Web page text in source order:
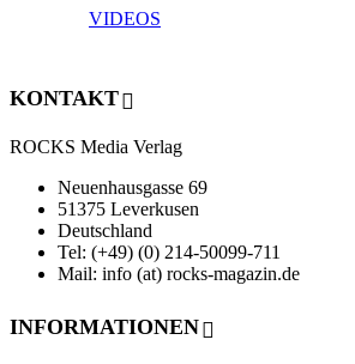
VIDEOS
KONTAKT
ROCKS Media Verlag
Neuenhausgasse 69
51375 Leverkusen
Deutschland
Tel: (+49) (0) 214-50099-711
Mail: info (at) rocks-magazin.de
INFORMATIONEN